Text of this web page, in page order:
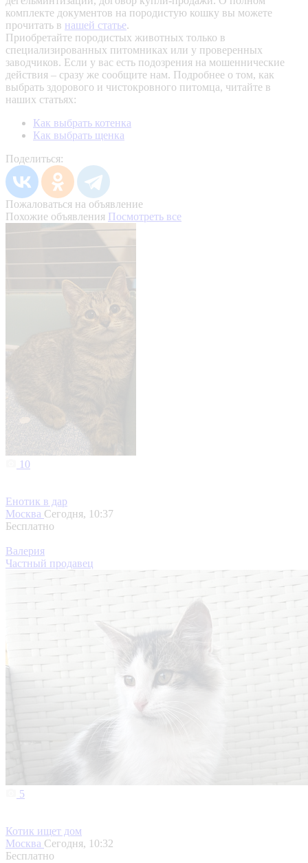
комплекте документов на породистую кошку вы можете
прочитать в нашей статье.
Приобретайте породистых животных только в
специализированных питомниках или у проверенных
заводчиков. Если у вас есть подозрения на мошеннические
действия – сразу же сообщите нам. Подробнее о том, как
выбрать здорового и чистокровного питомца, читайте в
наших статьях:
Как выбрать котенка
Как выбрать щенка
Поделиться:
Пожаловаться на объявление
Похожие объявления Посмотреть все
10
Енотик в дар
Москва Сегодня, 10:37
Бесплатно
Валерия
Частный продавец
5
Котик ищет дом
Москва Сегодня, 10:32
Бесплатно